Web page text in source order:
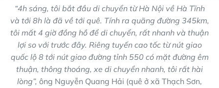
“4h sáng, tôi bắt đầu di chuyển từ Hà Nội về Hà Tĩnh
và tới 8h là đã về tới quê. Tính ra quãng đường 345km,
tôi mất 4 giờ đồng hồ để di chuyển, rất nhanh và thuận
lợi so với trước đây. Riêng tuyến cao tốc từ nút giao
quốc lộ 8 tới nút giao đường tỉnh 550 có mặt đường êm
thuận, thông thoáng, xe di chuyển nhanh, tôi rất hài
lòng”, ông Nguyễn Quang Hải (quê ở xã Thạch Sơn,